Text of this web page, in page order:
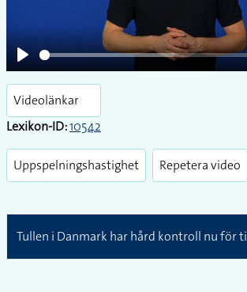
Play
Videolänkar
Lexikon-ID:10542
Uppspelningshastighet Repetera video
Tullen i Danmark har hård kontroll nu för